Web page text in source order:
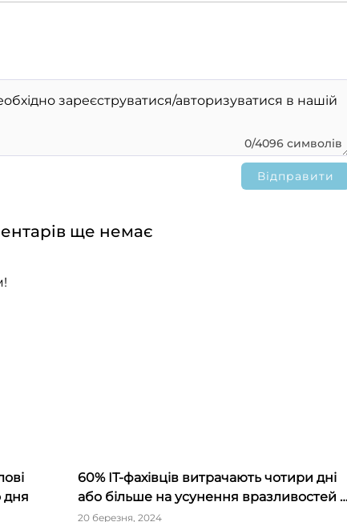
0/4096 символів
ще немає
дня
60% ІТ-фахівців витрачають чотири дні
або більше на усунення вразливостей –
опитування JFrog
20 березня, 2024